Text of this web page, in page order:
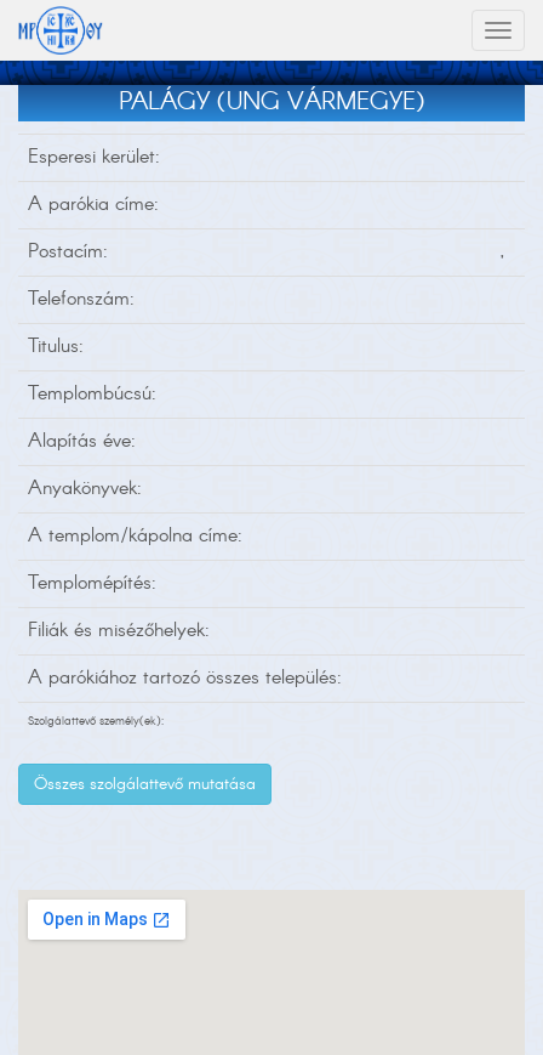
PALÁGY (UNG VÁRMEGYE)
Esperesi kerület:
A parókia címe:
Postacím:
,
Telefonszám:
Titulus:
Templombúcsú:
Alapítás éve:
Anyakönyvek:
A templom/kápolna címe:
Templomépítés:
Filiák és misézőhelyek:
A parókiához tartozó összes település:
Szolgálattevő személy(ek):
Összes szolgálattevő mutatása